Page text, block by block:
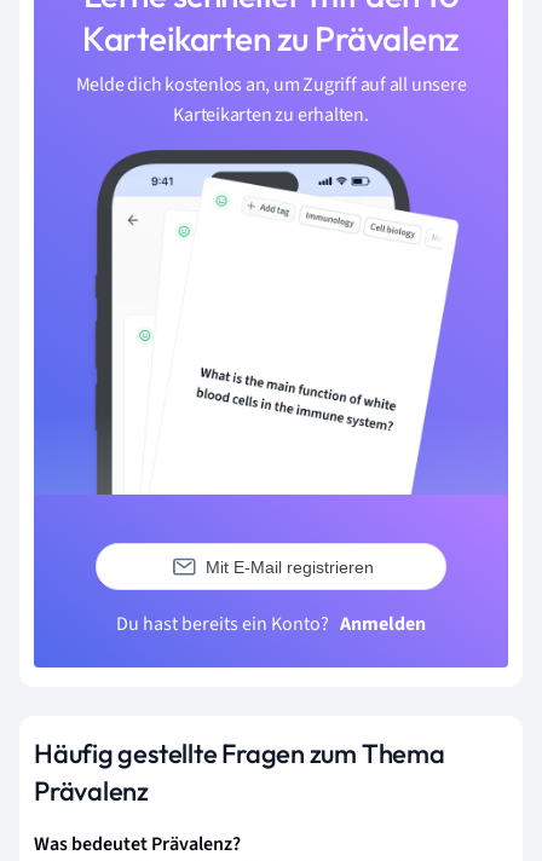
Karteikarten zu Prävalenz
Melde dich kostenlos an, um Zugriff auf all unsere
Karteikarten zu erhalten.
Mit E-Mail registrieren
Du hast bereits ein Konto? Anmelden
Häufig gestellte Fragen zum Thema
Prävalenz
Was bedeutet Prävalenz?